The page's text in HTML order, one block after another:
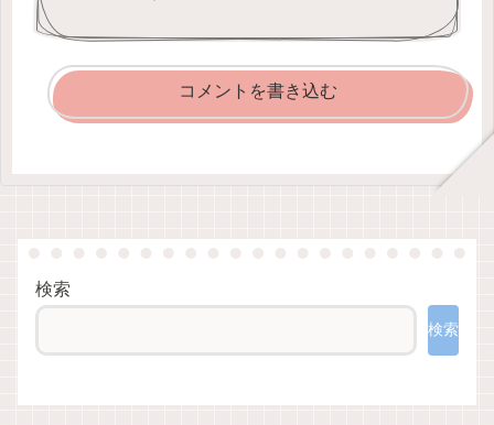
コメントを書き込む
検索
検索